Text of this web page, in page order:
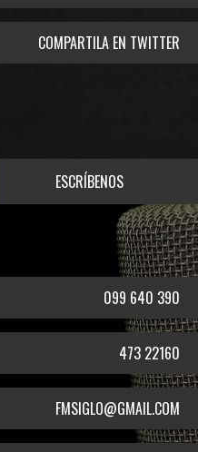
COMPARTILA EN TWITTER
ESCRÍBENOS
099 640 390
473 22160
FMSIGLO@GMAIL.COM